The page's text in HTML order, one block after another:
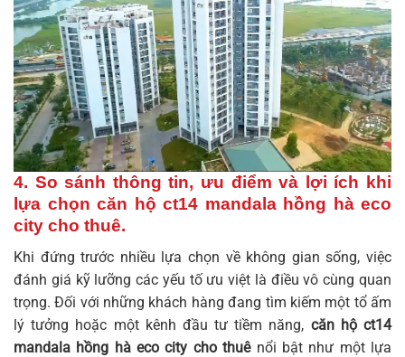
4. So sánh thông tin, ưu điểm và lợi ích khi
lựa chọn căn hộ ct14 mandala hồng hà eco
city cho thuê.
Khi đứng trước nhiều lựa chọn về không gian sống, việc
đánh giá kỹ lưỡng các yếu tố ưu việt là điều vô cùng quan
trọng. Đối với những khách hàng đang tìm kiếm một tổ ấm
lý tưởng hoặc một kênh đầu tư tiềm năng, căn hộ ct14
mandala hồng hà eco city cho thuênổi bật như một lựa